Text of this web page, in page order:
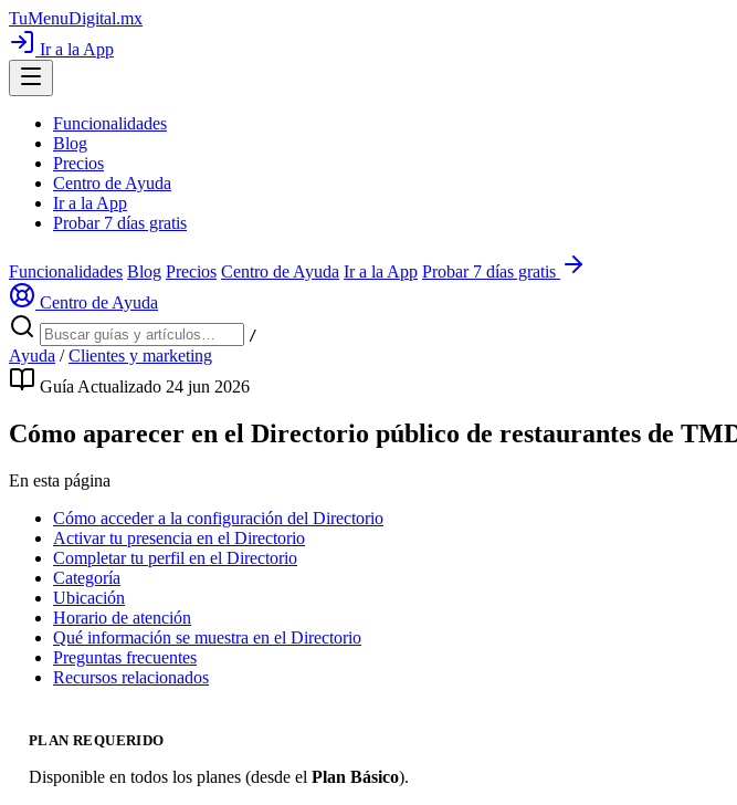
TuMenuDigital.mx
Ir a la App
Funcionalidades
Blog
Precios
Centro de Ayuda
Ir a la App
Probar 7 días gratis
Funcionalidades Blog Precios Centro de Ayuda Ir a la App Probar 7 días gratis
Centro de Ayuda
/
Ayuda / Clientes y marketing
Guía Actualizado 24 jun 2026
Cómo aparecer en el Directorio público de restaurantes de
En esta página
Cómo acceder a la configuración del Directorio
Activar tu presencia en el Directorio
Completar tu perfil en el Directorio
Categoría
Ubicación
Horario de atención
Qué información se muestra en el Directorio
Preguntas frecuentes
Recursos relacionados
PLAN REQUERIDO
Disponible en todos los planes (desde el Plan Básico).